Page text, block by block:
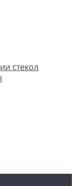
стекол